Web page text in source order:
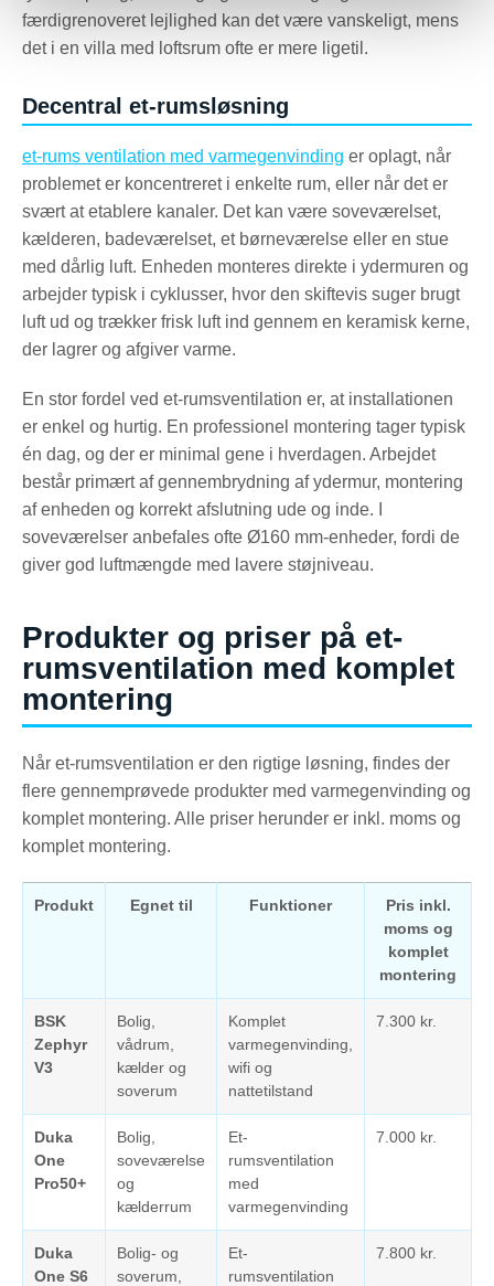
færdigrenoveret lejlighed kan det være vanskeligt, mens
det i en villa med loftsrum ofte er mere ligetil.
Decentral et-rumsløsning
et-rums ventilation med varmegenvinding er oplagt, når
problemet er koncentreret i enkelte rum, eller når det er
svært at etablere kanaler. Det kan være soveværelset,
kælderen, badeværelset, et børneværelse eller en stue
med dårlig luft. Enheden monteres direkte i ydermuren og
arbejder typisk i cyklusser, hvor den skiftevis suger brugt
luft ud og trækker frisk luft ind gennem en keramisk kerne,
der lagrer og afgiver varme.
En stor fordel ved et-rumsventilation er, at installationen
er enkel og hurtig. En professionel montering tager typisk
én dag, og der er minimal gene i hverdagen. Arbejdet
består primært af gennembrydning af ydermur, montering
af enheden og korrekt afslutning ude og inde. I
soveværelser anbefales ofte Ø160 mm-enheder, fordi de
giver god luftmængde med lavere støjniveau.
Produkter og priser på et-
rumsventilation med komplet
montering
Når et-rumsventilation er den rigtige løsning, findes der
flere gennemprøvede produkter med varmegenvinding og
komplet montering. Alle priser herunder er inkl. moms og
komplet montering.
Produkt Egnet til Funktioner
Pris inkl.
moms og
komplet
montering
BSK
Zephyr
V3
Bolig,
vådrum,
kælder og
soverum
Komplet
varmegenvinding,
wifi og
nattetilstand
7.300 kr.
Duka
One
Pro50+
Bolig,
soveværelse
og
kælderrum
Et-
rumsventilation
med
varmegenvinding
7.000 kr.
Duka
One S6
Bolig- og
soverum,
Et-
rumsventilation
7.800 kr.